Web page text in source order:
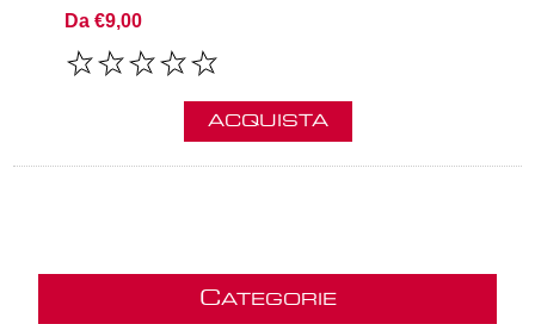
Da €9,00
ACQUISTA
CATEGORIE